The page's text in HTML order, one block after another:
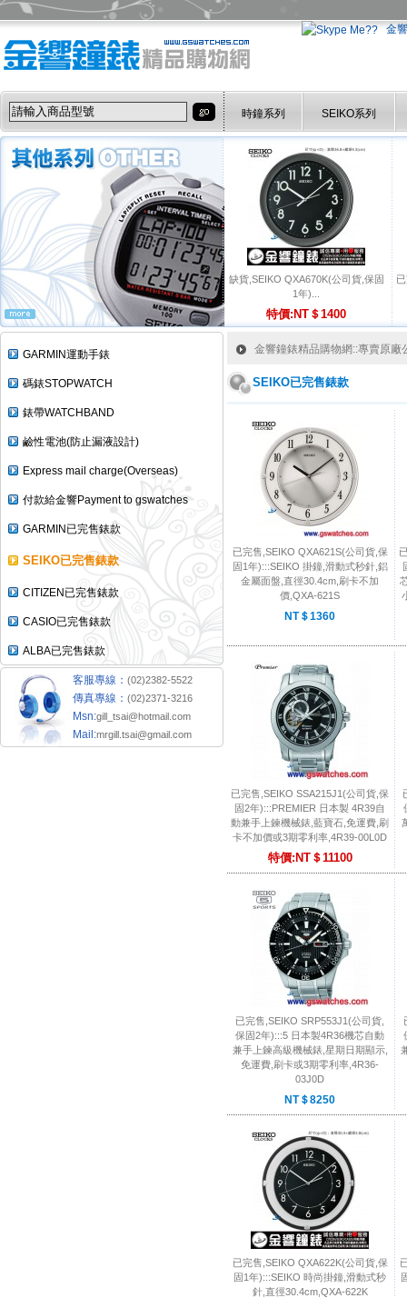
金
時鐘系列 SEIKO系列
缺貨,SEIKO QXA670K(公司貨,保固
1年)...
特價:NT＄1400
GARMIN運動手錶
碼錶STOPWATCH
錶帶WATCHBAND
鹼性電池(防止漏液設計)
Express mail charge(Overseas)
付款給金響Payment to gswatches
GARMIN已完售錶款
SEIKO已完售錶款
CITIZEN已完售錶款
CASIO已完售錶款
ALBA已完售錶款
客服專線： (02)2382-5522
傳真專線： (02)2371-3216
Msn:gill_tsai@hotmail.com
Mail:mrgill.tsai@gmail.com
金響鐘錶精品購物網::專賣原廠
SEIKO已完售錶款
已完售,SEIKO QXA621S(公司貨,保
固1年):::SEIKO 掛鐘,滑動式秒針,鋁
金屬面盤,直徑30.4cm,刷卡不加
價,QXA-621S
NT＄1360
已完售,SEIKO SSA215J1(公司貨,保
固2年):::PREMIER 日本製 4R39自
動兼手上鍊機械錶,藍寶石,免運費,刷
卡不加價或3期零利率,4R39-00L0D
特價:NT＄11100
已完售,SEIKO SRP553J1(公司貨,
保固2年):::5 日本製4R36機芯自動
兼手上鍊高級機械錶,星期日期顯示,
免運費,刷卡或3期零利率,4R36-
03J0D
NT＄8250
已完售,SEIKO QXA622K(公司貨,保
固1年):::SEIKO 時尚掛鐘,滑動式秒
針,直徑30.4cm,QXA-622K